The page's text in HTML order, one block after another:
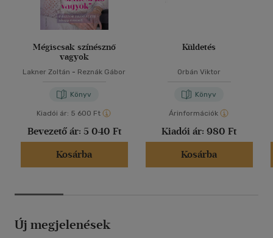
Mégiscsak színésznő
vagyok
Lakner Zoltán - Reznák Gábor
Könyv
Kiadói ár: 5 600 Ft
Bevezető ár: 5 040 Ft
Kosárba
Küldetés
Orbán Viktor
Könyv
Árinformációk
Kiadói ár: 980 Ft
Kosárba
Új megjelenések